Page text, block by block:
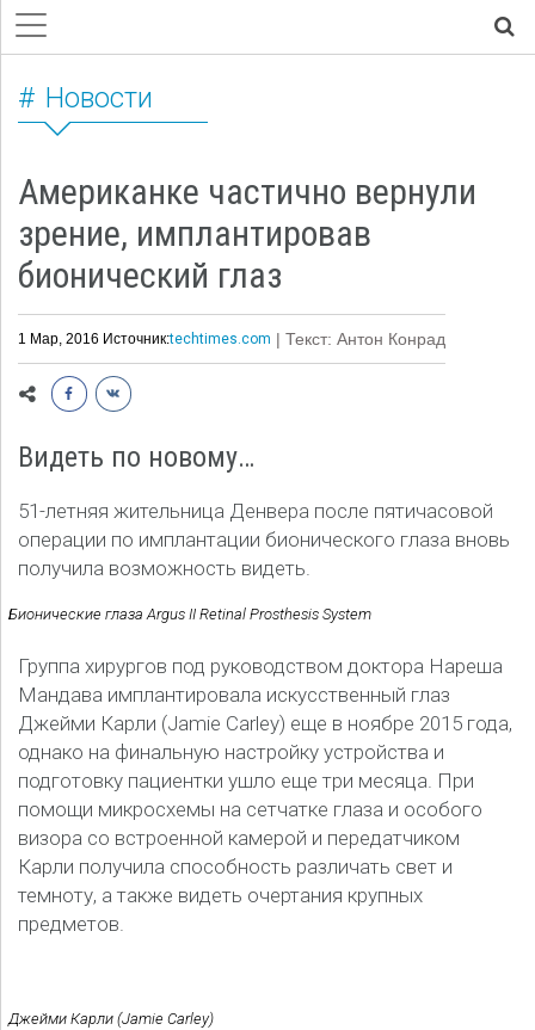
Новости
Американке частично вернули
зрение, имплантировав
бионический глаз
1 Мар, 2016 Источник:techtimes.com | Текст: Антон Конрад
Видеть по новому…
51-летняя жительница Денвера после пятичасовой
операции по имплантации бионического глаза вновь
получила возможность видеть.
Бионические глаза Argus II Retinal Prosthesis System
Группа хирургов под руководством доктора Нареша
Мандава имплантировала искусственный глаз
Джейми Карли (Jamie Carley) еще в ноябре 2015 года,
однако на финальную настройку устройства и
подготовку пациентки ушло еще три месяца. При
помощи микросхемы на сетчатке глаза и особого
визора со встроенной камерой и передатчиком
Карли получила способность различать свет и
темноту, а также видеть очертания крупных
предметов.
Джейми Карли (Jamie Carley)